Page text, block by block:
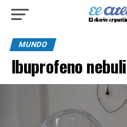
MUNDO
Ibuprofeno